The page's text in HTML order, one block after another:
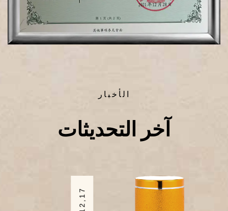
الأخبار
آخر التحديثات